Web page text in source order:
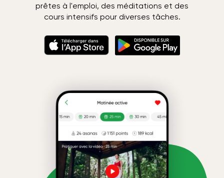
prêtes à l'emploi, des méditations et des
cours intensifs pour diverses tâches.